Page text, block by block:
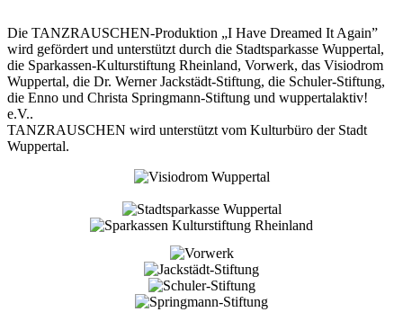
Die TANZRAUSCHEN-Produktion „I Have Dreamed It Again”
wird gefördert und unterstützt durch die Stadtsparkasse Wuppertal,
die Sparkassen-Kulturstiftung Rheinland, Vorwerk, das Visiodrom
Wuppertal, die Dr. Werner Jackstädt-Stiftung, die Schuler-Stiftung,
die Enno und Christa Springmann-Stiftung und wuppertalaktiv!
e.V..
TANZRAUSCHEN wird unterstützt vom Kulturbüro der Stadt
Wuppertal.